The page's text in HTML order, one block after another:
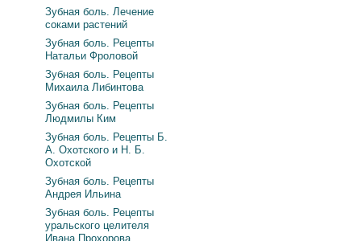
Зубная боль. Лечение
соками растений
Зубная боль. Рецепты
Натальи Фроловой
Зубная боль. Рецепты
Михаила Либинтова
Зубная боль. Рецепты
Людмилы Ким
Зубная боль. Рецепты Б.
А. Охотского и Н. Б.
Охотской
Зубная боль. Рецепты
Андрея Ильина
Зубная боль. Рецепты
уральского целителя
Ивана Прохорова